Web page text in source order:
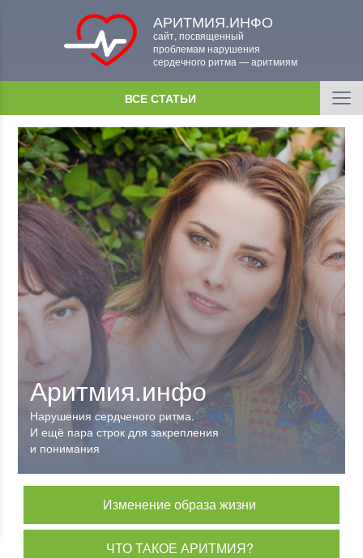
АРИТМИЯ.ИНФО
сайт, посвященный
проблемам нарушения
сердечного ритма — аритмиям
ВСЕ СТАТЬИ
Аритмия.инфо
Нарушения сердченого ритма.
И ещё пара строк для закрепления
и понимания
Аритмия.инфо
Нарушения сердченого ритма.
И ещё пара строк для закрепления
и понимания
Изменение образа жизни
ЧТО ТАКОЕ АРИТМИЯ?